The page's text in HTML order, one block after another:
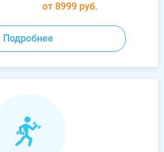
от 8999 руб.
Подробнее